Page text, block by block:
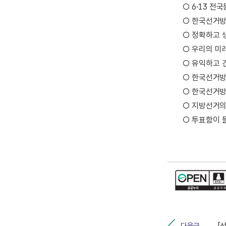
○ 6·13 전국
○ 한국선거
○ 정확하고
○ 우리의 미
○ 유익하고
○ 한국선거
○ 한국선거
○ 지방선거
○ 투표함이